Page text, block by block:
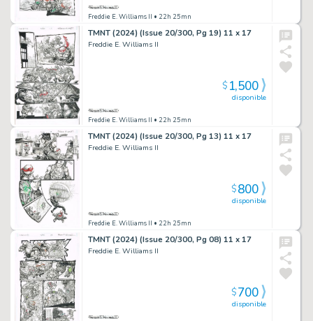
Freddie E. Williams II • 22h 25mn
TMNT (2024) (Issue 20/300, Pg 19) 11 x 17
Freddie E. Williams II
Freddie E. Williams II • 22h 25mn
disponible
$1,500
TMNT (2024) (Issue 20/300, Pg 13) 11 x 17
Freddie E. Williams II
Freddie E. Williams II • 22h 25mn
disponible
$800
TMNT (2024) (Issue 20/300, Pg 08) 11 x 17
Freddie E. Williams II
disponible
$700